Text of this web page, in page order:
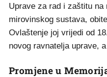
Uprave za rad i zaštitu
mirovinskog sustava,
Ovlaštenje joj vrijedi od
novog ravnatelja uprave,
Promjene u